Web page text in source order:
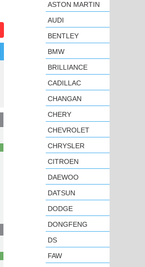
ASTON MARTIN
AUDI
BENTLEY
BMW
BRILLIANCE
CADILLAC
CHANGAN
CHERY
CHEVROLET
CHRYSLER
CITROEN
DAEWOO
DATSUN
DODGE
DONGFENG
DS
FAW